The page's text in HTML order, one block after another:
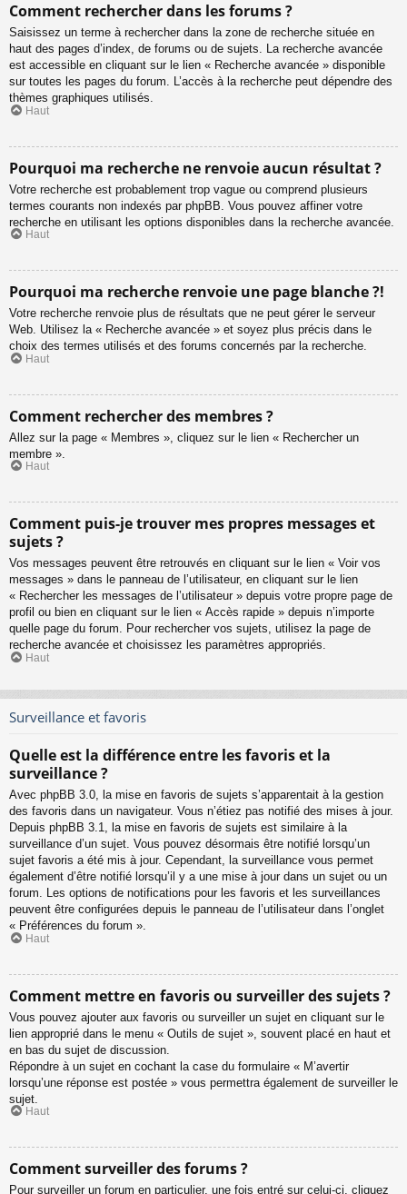
Comment rechercher dans les forums ?
Saisissez un terme à rechercher dans la zone de recherche située en
haut des pages d’index, de forums ou de sujets. La recherche avancée
est accessible en cliquant sur le lien « Recherche avancée » disponible
sur toutes les pages du forum. L’accès à la recherche peut dépendre des
thèmes graphiques utilisés.
Haut
Pourquoi ma recherche ne renvoie aucun résultat ?
Votre recherche est probablement trop vague ou comprend plusieurs
termes courants non indexés par phpBB. Vous pouvez affiner votre
recherche en utilisant les options disponibles dans la recherche avancée.
Haut
Pourquoi ma recherche renvoie une page blanche ?!
Votre recherche renvoie plus de résultats que ne peut gérer le serveur
Web. Utilisez la « Recherche avancée » et soyez plus précis dans le
choix des termes utilisés et des forums concernés par la recherche.
Haut
Comment rechercher des membres ?
Allez sur la page « Membres », cliquez sur le lien « Rechercher un
membre ».
Haut
Comment puis-je trouver mes propres messages et
sujets ?
Vos messages peuvent être retrouvés en cliquant sur le lien « Voir vos
messages » dans le panneau de l’utilisateur, en cliquant sur le lien
« Rechercher les messages de l’utilisateur » depuis votre propre page de
profil ou bien en cliquant sur le lien « Accès rapide » depuis n’importe
quelle page du forum. Pour rechercher vos sujets, utilisez la page de
recherche avancée et choisissez les paramètres appropriés.
Haut
Surveillance et favoris
Quelle est la différence entre les favoris et la
surveillance ?
Avec phpBB 3.0, la mise en favoris de sujets s’apparentait à la gestion
des favoris dans un navigateur. Vous n’étiez pas notifié des mises à jour.
Depuis phpBB 3.1, la mise en favoris de sujets est similaire à la
surveillance d’un sujet. Vous pouvez désormais être notifié lorsqu’un
sujet favoris a été mis à jour. Cependant, la surveillance vous permet
également d’être notifié lorsqu’il y a une mise à jour dans un sujet ou un
forum. Les options de notifications pour les favoris et les surveillances
peuvent être configurées depuis le panneau de l’utilisateur dans l’onglet
« Préférences du forum ».
Haut
Comment mettre en favoris ou surveiller des sujets ?
Vous pouvez ajouter aux favoris ou surveiller un sujet en cliquant sur le
lien approprié dans le menu « Outils de sujet », souvent placé en haut et
en bas du sujet de discussion.
Répondre à un sujet en cochant la case du formulaire « M’avertir
lorsqu’une réponse est postée » vous permettra également de surveiller le
sujet.
Haut
Comment surveiller des forums ?
Pour surveiller un forum en particulier, une fois entré sur celui-ci, cliquez